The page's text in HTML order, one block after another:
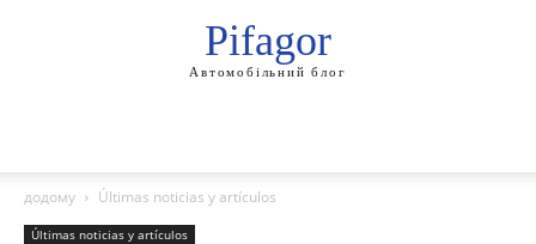
Pifagor
Автомобільний блог
додому Últimas noticias y artículos
Últimas noticias y artículos